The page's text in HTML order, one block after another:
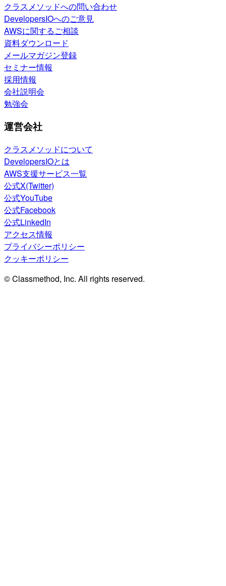
クラスメソッドへの問い合わせ
DevelopersIOへのご意見
AWSに関するご相談
資料ダウンロード
メールマガジン登録
セミナー情報
採用情報
会社説明会
勉強会
運営会社
クラスメソッドについて
DevelopersIOとは
AWS支援サービス一覧
公式X(Twitter)
公式YouTube
公式Facebook
公式LinkedIn
アクセス情報
プライバシーポリシー
クッキーポリシー
© Classmethod, Inc. All rights reserved.